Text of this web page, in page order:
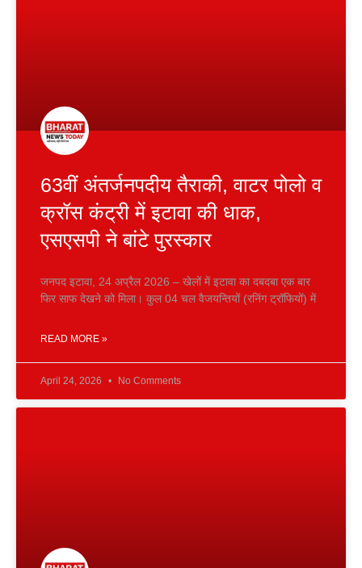
63वीं अंतर्जनपदीय तैराकी, वाटर पोलो व
क्रॉस कंट्री में इटावा की धाक,
एसएसपी ने बांटे पुरस्कार
जनपद इटावा, 24 अप्रैल 2026 – खेलों में इटावा का दबदबा एक बार
फिर साफ देखने को मिला। कुल 04 चल वैजयन्तियों (रनिंग ट्रॉफियों) में
READ MORE »
April 24, 2026 No Comments